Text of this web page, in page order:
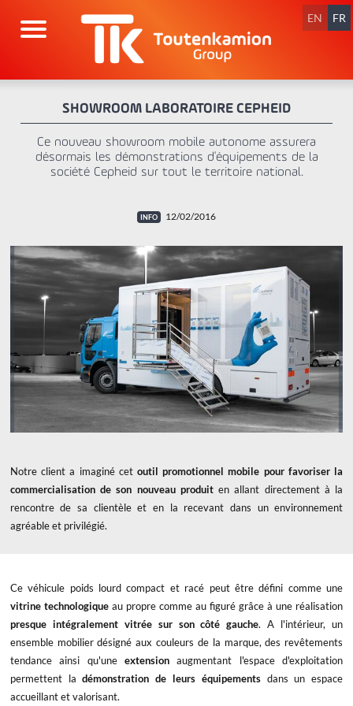
contenu
EN FR
SHOWROOM LABORATOIRE CEPHEID
Ce nouveau showroom mobile autonome assurera
désormais les démonstrations d'équipements de la
société Cepheid sur tout le territoire national.
12/02/2016
Notre client a imaginé cetoutil promotionnel mobile pour favoriser la
commercialisation de son nouveau produiten allant directement à la
rencontre de sa clientèle et en la recevant dans un environnement
agréable et privilégié.
Ce véhicule poids lourd compact et racé peut être défini comme une
vitrine technologiqueau propre comme au figuré grâce à une réalisation
presque intégralement vitrée sur son côté gauche. A l'intérieur, un
ensemble mobilier désigné aux couleurs de la marque, des revêtements
tendance ainsi qu'une extension augmentant l'espace d'exploitation
permettent ladémonstration de leurs équipementsdans un espace
accueillant et valorisant.